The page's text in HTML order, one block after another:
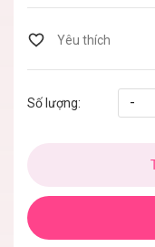
Số lượng: -